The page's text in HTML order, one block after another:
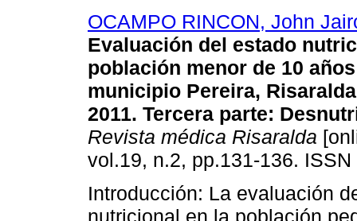
OCAMPO RINCON, John
Evaluación del estado
población menor de 10
municipio Pereira,
2011. Tercera parte:
Revista médica Risaralda
vol.19, n.2, pp.131-136.
Introducción: La evaluación
nutricional en la población